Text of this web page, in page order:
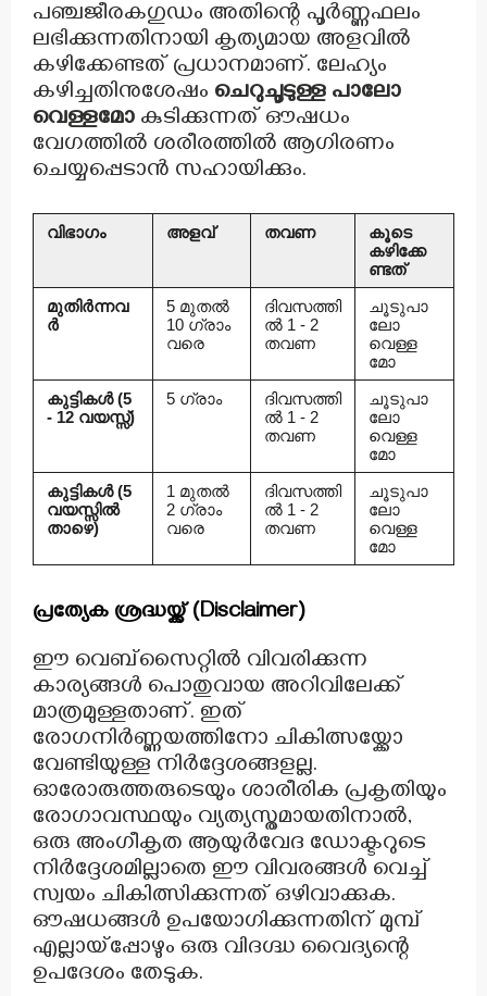
പഞ്ചജീരകഗുഡം അതിന്റെ പൂർണ്ണഫലം
ലഭിക്കുന്നതിനായി കൃത്യമായ അളവിൽ
കഴിക്കേണ്ടത് പ്രധാനമാണ്. ലേഹ്യം
കഴിച്ചതിനുശേഷം ചെറുചൂടുള്ള പാലോ
വെള്ളമോ കുടിക്കുന്നത് ഔഷധം
വേഗത്തിൽ ശരീരത്തിൽ ആഗിരണം
ചെയ്യപ്പെടാൻ സഹായിക്കും.
വിഭാഗം അളവ് തവണ
കൂടെ
കഴിക്കേ
ണ്ടത്
മുതിർന്നവ
ർ
5 മുതൽ
10 ഗ്രാം
വരെ
ദിവസത്തി
ൽ 1 - 2
തവണ
ചൂടുപാ
ലോ
വെള്ള
മോ
കുട്ടികൾ (5
- 12 വയസ്സ്)
5 ഗ്രാം
ദിവസത്തി
ൽ 1 - 2
തവണ
ചൂടുപാ
ലോ
വെള്ള
മോ
കുട്ടികൾ (5
വയസ്സിൽ
താഴെ)
1 മുതൽ
2 ഗ്രാം
വരെ
ദിവസത്തി
ൽ 1 - 2
തവണ
ചൂടുപാ
ലോ
വെള്ള
മോ
പ്രത്യേക ശ്രദ്ധയ്ക്ക് (Disclaimer)
ഈ വെബ്‌സൈറ്റിൽ വിവരിക്കുന്ന
കാര്യങ്ങൾ പൊതുവായ അറിവിലേക്ക്
മാത്രമുള്ളതാണ്. ഇത്
രോഗനിർണ്ണയത്തിനോ ചികിത്സയ്ക്കോ
വേണ്ടിയുള്ള നിർദ്ദേശങ്ങളല്ല.
ഓരോരുത്തരുടെയും ശാരീരിക പ്രകൃതിയും
രോഗാവസ്ഥയും വ്യത്യസ്തമായതിനാൽ,
ഒരു അംഗീകൃത ആയുർവേദ ഡോക്ടറുടെ
നിർദ്ദേശമില്ലാതെ ഈ വിവരങ്ങൾ വെച്ച്
സ്വയം ചികിത്സിക്കുന്നത് ഒഴിവാക്കുക.
ഔഷധങ്ങൾ ഉപയോഗിക്കുന്നതിന് മുമ്പ്
എല്ലായ്പ്പോഴും ഒരു വിദഗ്ദ്ധ വൈദ്യന്റെ
ഉപദേശം തേടുക.